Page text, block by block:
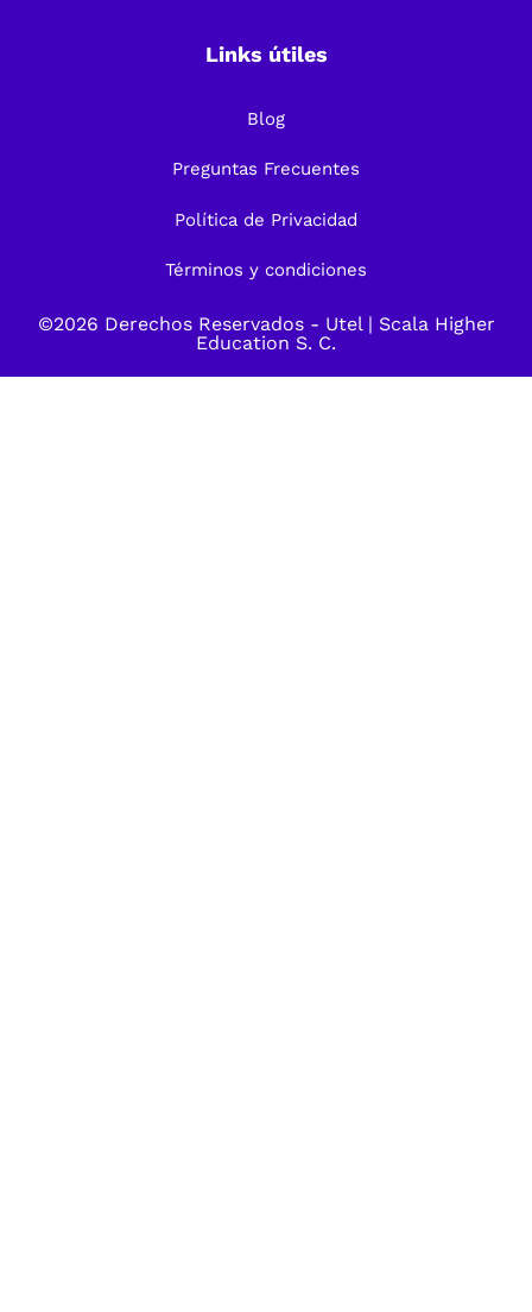
Links útiles
Blog
Preguntas Frecuentes
Política de Privacidad
Términos y condiciones
©2026 Derechos Reservados - Utel | Scala Higher
Education S. C.